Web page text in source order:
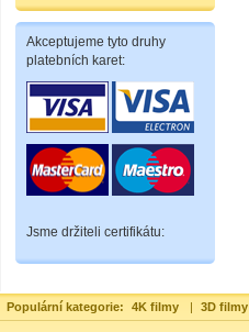
Akceptujeme tyto druhy
platebních karet:
Jsme držiteli certifikátu:
Populární kategorie: 4K filmy | 3D filmy